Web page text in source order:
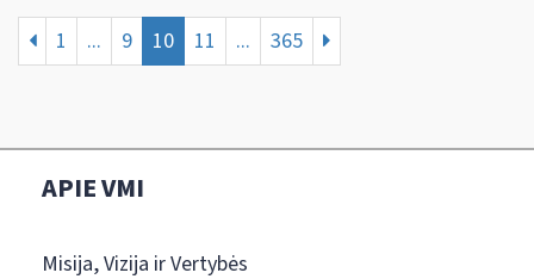
1 ... 9 10 11 ... 365
APIE VMI
Misija, Vizija ir Vertybės